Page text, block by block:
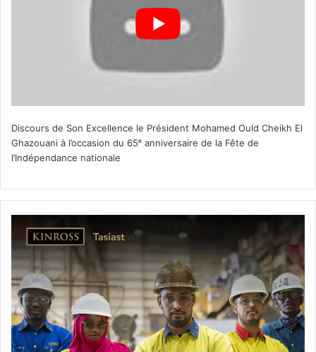
Discours de Son Excellence le Président Mohamed Ould Cheikh El
Ghazouani à l’occasion du 65ᵉ anniversaire de la Fête de
l’Indépendance nationale